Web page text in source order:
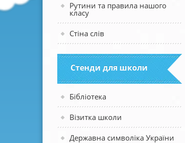
Рутини та правила нашого
класу
Стіна слів
Стенди для школи
Бібліотека
Візитка школи
Державна символіка України